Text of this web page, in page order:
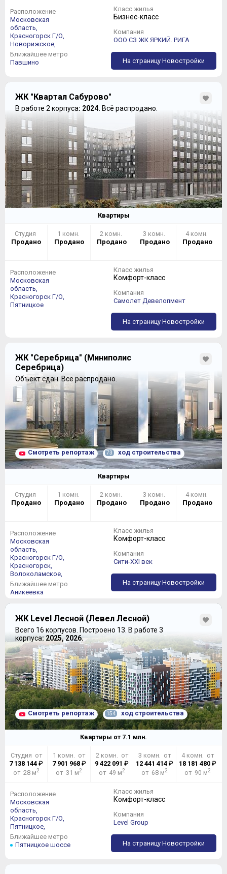
Расположение
Московская
область,
Красногорск Г/О,
Новорижское,
Ближайшее метро
Павшино
Класс жилья
Бизнес-класс
Компания
ООО СЗ ЖК ЯРКИЙ. РИГА
На страницу Новостройки
ЖК "Квартал Сабурово"
В работе 2 корпуса: 2024. Всё распродано.
Квартиры
Студия
Продано
1 комн.
Продано
2 комн.
Продано
3 комн.
Продано
4 комн.
Продано
Расположение
Московская
область,
Красногорск Г/О,
Пятницкое
Класс жилья
Комфорт-класс
Компания
Самолет Девелопмент
На страницу Новостройки
ЖК "Серебрица" (Миниполис
Серебрица)
Объект сдан. Всё распродано.
Смотреть репортаж 73 ход строительства
Квартиры
Студия
Продано
1 комн.
Продано
2 комн.
Продано
3 комн.
Продано
4 комн.
Продано
Расположение
Московская
область,
Красногорск Г/О,
Красногорск,
Волоколамское,
Ближайшее метро
Аникеевка
Класс жилья
Комфорт-класс
Компания
Сити-XXI век
На страницу Новостройки
ЖК Level Лесной (Левел Лесной)
Всего 16 корпусов. Построено 13. В работе 3
корпуса: 2025, 2026.
Смотреть репортаж 154 ход строительства
Квартиры от 7.1 млн.
Студия от
7 138 144 ₽
от 28 м2
1 комн. от
7 901 968₽
от 31 м2
2 комн. от
9 422 091 ₽
от 49 м2
3 комн. от
12 441 414 ₽
от 68 м2
4 комн. от
18 181 480₽
от 90 м2
Расположение
Московская
область,
Красногорск Г/О,
Пятницкое,
Ближайшее метро
Пятницкое шоссе
Класс жилья
Комфорт-класс
Компания
Level Group
На страницу Новостройки